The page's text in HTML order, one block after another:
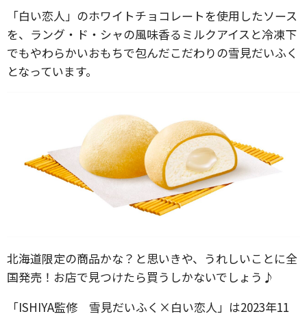
「白い恋人」のホワイトチョコレートを使用したソース
を、ラング・ド・シャの風味香るミルクアイスと冷凍下
でもやわらかいおもちで包んだこだわりの雪見だいふく
となっています。
北海道限定の商品かな？と思いきや、うれしいことに全
国発売！お店で見つけたら買うしかないでしょう♪
「ISHIYA監修 雪見だいふく×白い恋人」は2023年11